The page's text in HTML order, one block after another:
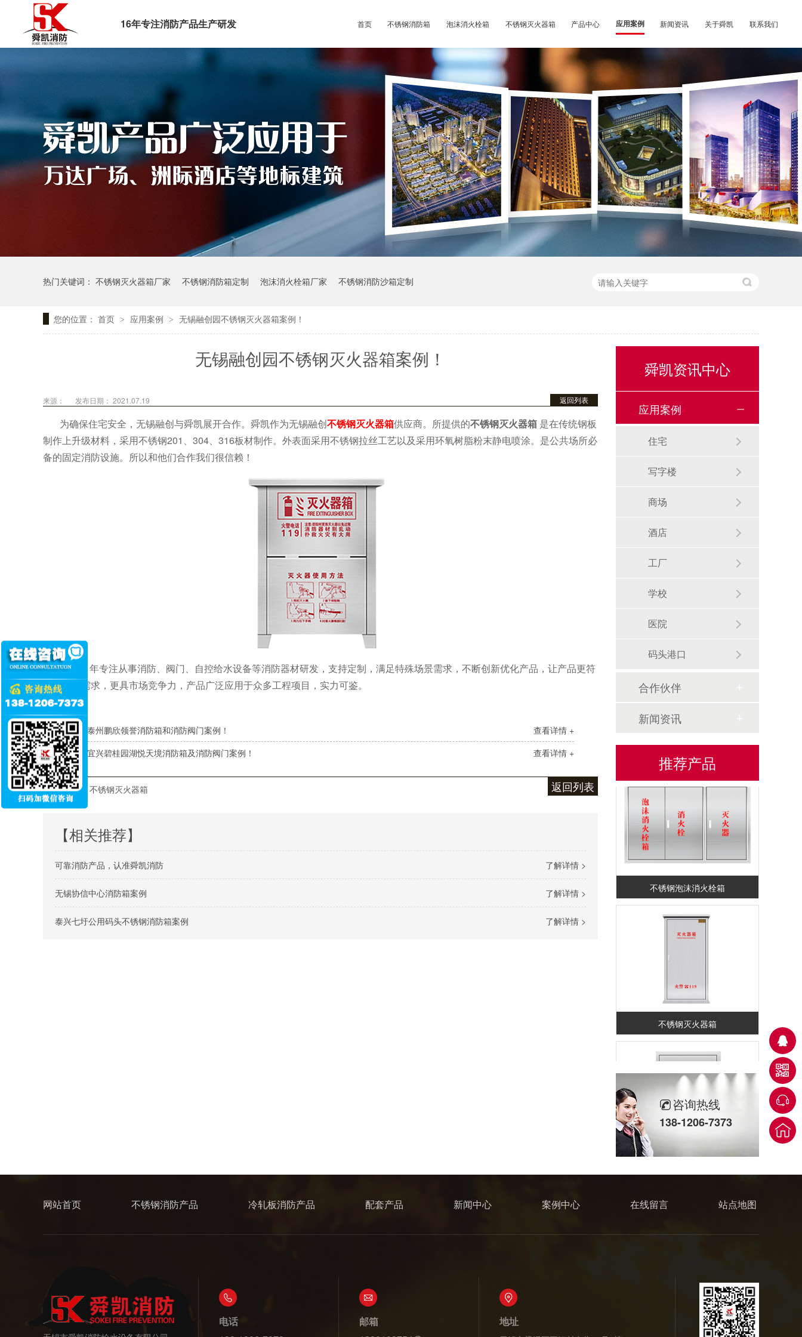
16年专注消防产品生产研发 首页 不锈钢消防箱 泡沫消火栓箱 不锈钢灭火器箱 产品中心 应用案例 新闻资讯 关于舜凯 联系我们
热门关键词： 不锈钢灭火器箱厂家 不锈钢消防箱定制 泡沫消火栓箱厂家 不锈钢消防沙箱定制
您的位置： 首页 > 应用案例 > 无锡融创园不锈钢灭火器箱案例！
无锡融创园不锈钢灭火器箱案例！
返回列表
来源： 发布日期： 2021.07.19
为确保住宅安全，无锡融创与舜凯展开合作。舜凯作为无锡融创不锈钢灭火器箱供应商。所提供的不锈钢灭火器箱 是在传统钢板
制作上升级材料，采用不锈钢201、304、316板材制作。外表面采用不锈钢拉丝工艺以及采用环氧树脂粉末静电喷涂。是公共场所必
备的固定消防设施。所以和他们合作我们很信赖！
舜凯
11年专注从事消防、阀门、自控给水设备等消防器材研发，支持定制，满足特殊场景需求，不断创新优化产品，让产品更符
合市场新需求，更具市场竞争力，产品广泛应用于众多工程项目，实力可鉴。
查看详情 +
上一条
泰州鹏欣领誉消防箱和消防阀门案例！
查看详情 +
下一条 宜兴碧桂园湖悦天境消防箱及消防阀门案例！
返回列表
本文标签： 不锈钢灭火器箱
【相关推荐】
了解详情 >
可靠消防产品，认准舜凯消防
了解详情 >
无锡协信中心消防箱案例
了解详情 >
泰兴七圩公用码头不锈钢消防箱案例
舜凯资讯中心
应用案例
住宅
写字楼
商场
酒店
工厂
学校
医院
码头港口
合作伙伴
新闻资讯
推荐产品
不锈钢消防箱
不锈钢泡沫消火栓箱
不锈钢灭火器箱
全钢不锈钢门框
玻璃不锈钢门框
咨询热线
138-1206-7373
网站首页 不锈钢消防产品 冷轧板消防产品 配套产品 新闻中心 案例中心 在线留言 站点地图
电话
邮箱
地址